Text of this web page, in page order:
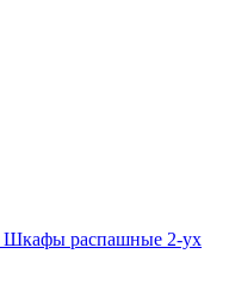
Шкафы распашные 2-ух